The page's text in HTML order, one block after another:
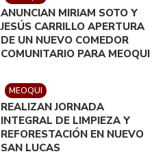
ANUNCIAN MIRIAM SOTO Y
JESÚS CARRILLO APERTURA
DE UN NUEVO COMEDOR
COMUNITARIO PARA MEOQUI
MEOQUI
REALIZAN JORNADA
INTEGRAL DE LIMPIEZA Y
REFORESTACIÓN EN NUEVO
SAN LUCAS